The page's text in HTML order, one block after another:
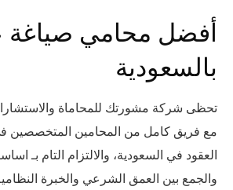
أفضل محامي صياغة
بالسعودية
تحظى شركة مشورتك للمحاماة والاستشارات
مع فريق كامل من المحامين المتخصصين
العقود في السعودية، والالتزام التام بـ
والجمع بين العمق الشرعي والخبرة